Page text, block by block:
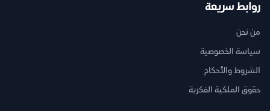
روابط سريعة
من نحن
سياسة الخصوصية
الشروط والأحكام
حقوق الملكية الفكرية